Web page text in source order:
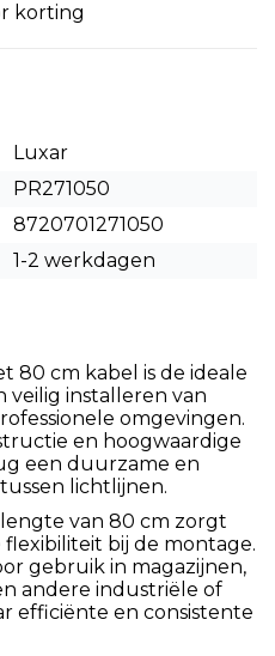
korting
Luxar
PR271050
8720701271050
1-2 werkdagen
80 cm kabel is de ideale
veilig installeren van
omgevingen.
en hoogwaardige
een duurzame en
lichtlijnen.
van 80 cm zorgt
bij de montage.
gebruik in magazijnen,
andere industriële of
efficiënte en consistente